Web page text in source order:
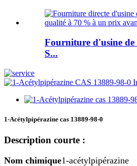
Fourniture d'usine
S...
1-Acétylpipérazine cas 13889-98-0
Description courte :
Nom chimique1-acétylpipérazine